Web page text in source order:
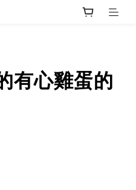
有心雞蛋的